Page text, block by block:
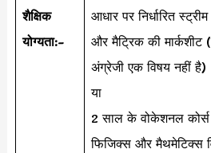
शैक्षिक
योग्यता:-
आधार पर निर्धारित
और मैट्रिक की मार्कशीट
अंग्रेजी एक विषय नहीं है)
या
2 साल के वोकेशनल कोर्स
फिजिक्स और मैथमेटिक्स